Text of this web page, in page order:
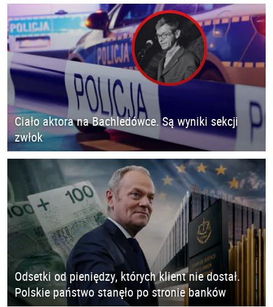
Ciało aktora na Bachledówce. Są wyniki sekcji
zwłok
Odsetki od pieniędzy, których klient nie dostał.
Polskie państwo stanęło po stronie banków